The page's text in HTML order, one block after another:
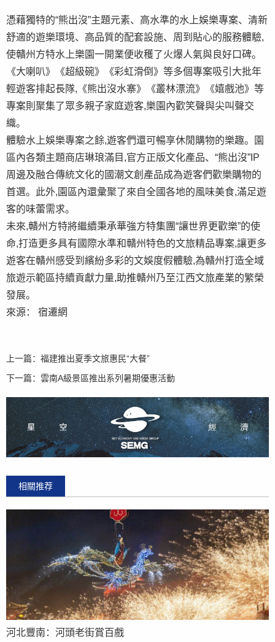
憑藉獨特的“熊出沒”主題元素、高水準的水上娛樂專案、清新
舒適的遊樂環境、高品質的配套設施、周到貼心的服務體驗,
使贛州方特水上樂園一開業便收穫了火爆人氣與良好口碑。
《大喇叭》《超級碗》《彩虹滑倒》等多個專案吸引大批年
輕遊客排起長隊,《熊出沒水寨》《叢林漂流》《嬉戲池》等
專案則聚集了眾多親子家庭遊客,樂園內歡笑聲與尖叫聲交
織。
體驗水上娛樂專案之餘,遊客們還可暢享休閒購物的樂趣。園
區內各類主題商店琳琅滿目,官方正版文化產品、“熊出沒”IP
周邊及融合傳統文化的國潮文創產品成為遊客們歡樂購物的
首選。此外,園區內還彙聚了來自全國各地的風味美食,滿足遊
客的味蕾需求。
未來,贛州方特將繼續秉承華強方特集團“讓世界更歡樂”的使
命,打造更多具有國際水準和贛州特色的文旅精品專案,讓更多
遊客在贛州感受到繽紛多彩的文娛度假體驗,為贛州打造全域
旅遊示範區持續貢獻力量,助推贛州乃至江西文旅產業的繁榮
發展。
來源： 宿遷網
上一篇： 福建推出夏季文旅惠民“大餐”
下一篇： 雲南A級景區推出系列暑期優惠活動
相關推荐
河北豐南：河頭老街賞百戲